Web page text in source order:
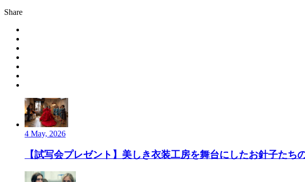
Share
4 May, 2026
【試写会プレゼント】美しき衣装工房を舞台にしたお針子た